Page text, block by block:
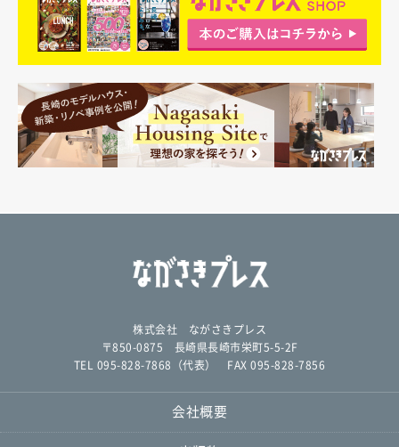
株式会社 ながさきプレス
〒850-0875 長崎県長崎市栄町5-5-2F
TEL 095-828-7868（代表） FAX 095-828-7856
会社概要